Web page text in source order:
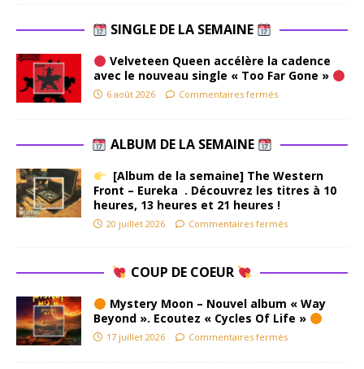
SINGLE DE LA SEMAINE
Velveteen Queen accélère la cadence
avec le nouveau single « Too Far Gone »
6 août 2026 Commentaires fermés
ALBUM DE LA SEMAINE
[Album de la semaine] The Western
Front – Eureka . Découvrez les titres à 10
heures, 13 heures et 21 heures !
20 juillet 2026 Commentaires fermés
COUP DE COEUR
Mystery Moon – Nouvel album « Way
Beyond ». Ecoutez « Cycles Of Life »
17 juillet 2026 Commentaires fermés